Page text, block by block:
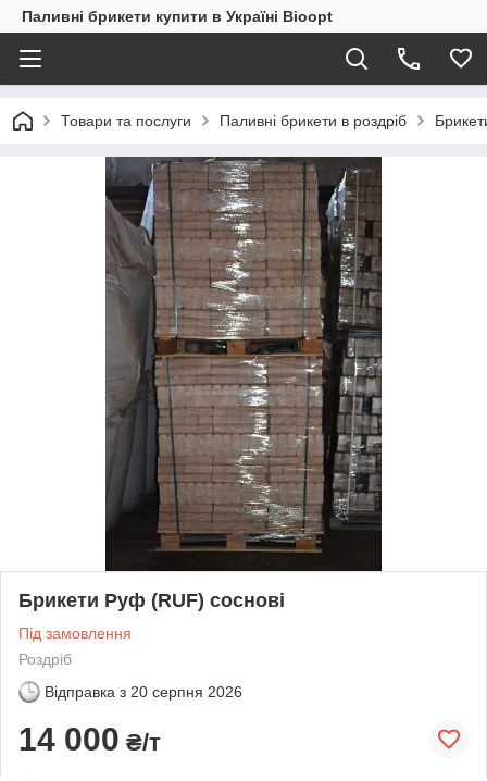
Паливні брикети купити в Україні Bioopt
Товари та послуги Паливні брикети в роздріб
Брикети Руф (RUF) соснові
Під замовлення
Роздріб
Відправка з 20 серпня 2026
14 000 ₴/т